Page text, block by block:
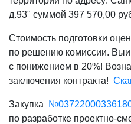
д.93" суммой 397 570,00
Стоимость подготовки
по решению комиссии.
с понижением в 20%!
заключения контракта!
Закупка №
по разработке проектно-